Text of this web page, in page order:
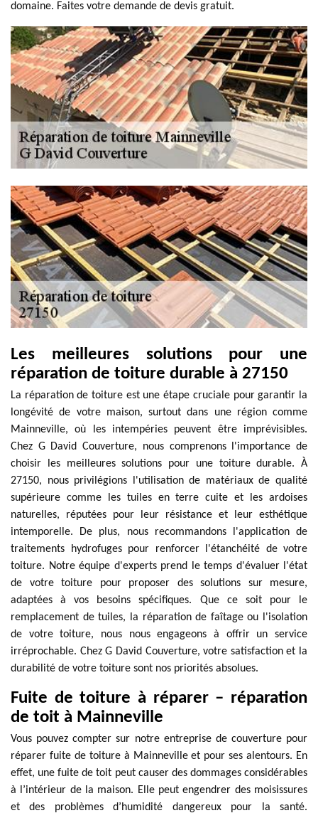
domaine. Faites votre demande de devis gratuit.
Les meilleures solutions pour une
réparation de toiture durable à 27150
La réparation de toiture est une étape cruciale pour garantir la
longévité de votre maison, surtout dans une région comme
Mainneville, où les intempéries peuvent être imprévisibles.
Chez G David Couverture, nous comprenons l'importance de
choisir les meilleures solutions pour une toiture durable. À
27150, nous privilégions l'utilisation de matériaux de qualité
supérieure comme les tuiles en terre cuite et les ardoises
naturelles, réputées pour leur résistance et leur esthétique
intemporelle. De plus, nous recommandons l'application de
traitements hydrofuges pour renforcer l'étanchéité de votre
toiture. Notre équipe d'experts prend le temps d'évaluer l'état
de votre toiture pour proposer des solutions sur mesure,
adaptées à vos besoins spécifiques. Que ce soit pour le
remplacement de tuiles, la réparation de faîtage ou l'isolation
de votre toiture, nous nous engageons à offrir un service
irréprochable. Chez G David Couverture, votre satisfaction et la
durabilité de votre toiture sont nos priorités absolues.
Fuite de toiture à réparer – réparation
de toit à Mainneville
Vous pouvez compter sur notre entreprise de couverture pour
réparer fuite de toiture à Mainneville et pour ses alentours. En
effet, une fuite de toit peut causer des dommages considérables
à l’intérieur de la maison. Elle peut engendrer des moisissures
et des problèmes d’humidité dangereux pour la santé.